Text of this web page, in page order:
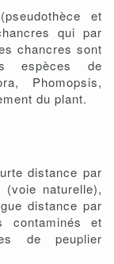
et
qui par
chancres sont
espèces de
Phomopsis,
du plant.
distance par
naturelle),
distance par
contaminés et
de peuplier